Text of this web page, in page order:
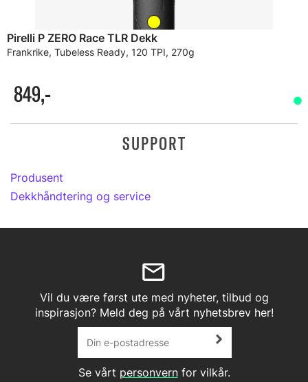
Pirelli P ZERO Race TLR Dekk
Frankrike, Tubeless Ready, 120 TPI, 270g
849,-
SUPPORT
Produsent
Dekkhåndtering og service
Vil du være først ute med nyheter, tilbud og
inspirasjon? Meld deg på vårt nyhetsbrev her!
Se vårt personvernfor vilkår.